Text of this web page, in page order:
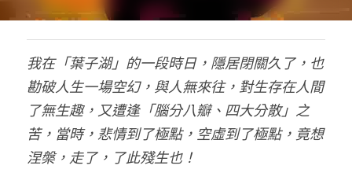
我在「葉子湖」的一段時日，隱居閉關久了，也
勘破人生一場空幻，與人無來往，對生存在人間
了無生趣，又遭逢「腦分八瓣、四大分散」之
苦，當時，悲情到了極點，空虛到了極點，竟想
涅槃，走了，了此殘生也！